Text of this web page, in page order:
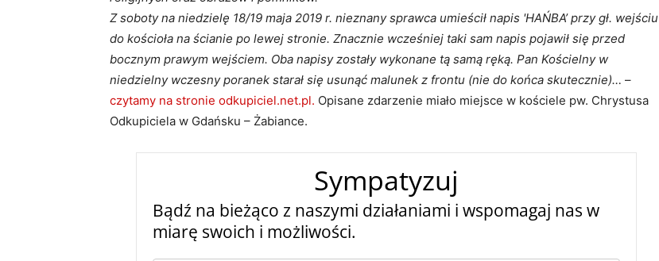
Z soboty na niedzielę 18/19 maja 2019 r. nieznany sprawca umieścił napis 'HAŃBA’ przy gł. wejściu
do kościoła na ścianie po lewej stronie. Znacznie wcześniej taki sam napis pojawił się przed
bocznym prawym wejściem. Oba napisy zostały wykonane tą samą ręką. Pan Kościelny w
niedzielny wczesny poranek starał się usunąć malunek z frontu (nie do końca skutecznie)… –
czytamy na stronie odkupiciel.net.pl. Opisane zdarzenie miało miejsce w kościele pw. Chrystusa
Odkupiciela w Gdańsku – Żabiance.
Sympatyzuj
Bądź na bieżąco z naszymi działaniami i wspomagaj nas w
miarę swoich i możliwości.